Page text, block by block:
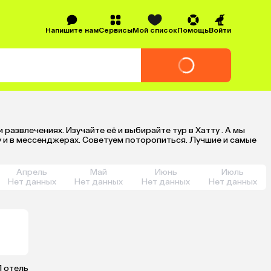
Напишите намСервисыМой списокПомощьВойти
Изучайте её и выбирайте тур в Хатту . А мы
в мессенджерах. Советуем поторопиться. Лучшие и самые
Апрель
Нет данных
Май
Нет данных
Июнь
Нет данных
Июль
Нет данных
отель